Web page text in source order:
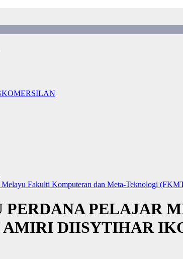
Fakulti Komputeran dan Meta-Teknologi
PELAJAR
DIISYTIHAR